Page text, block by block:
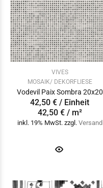
VIVES
MOSAIK/ DEKORFLIESE
Vodevil Paix Sombra 20x20
42,50 € / Einheit
42,50 € / m²
inkl. 19% MwSt. zzgl. Versand